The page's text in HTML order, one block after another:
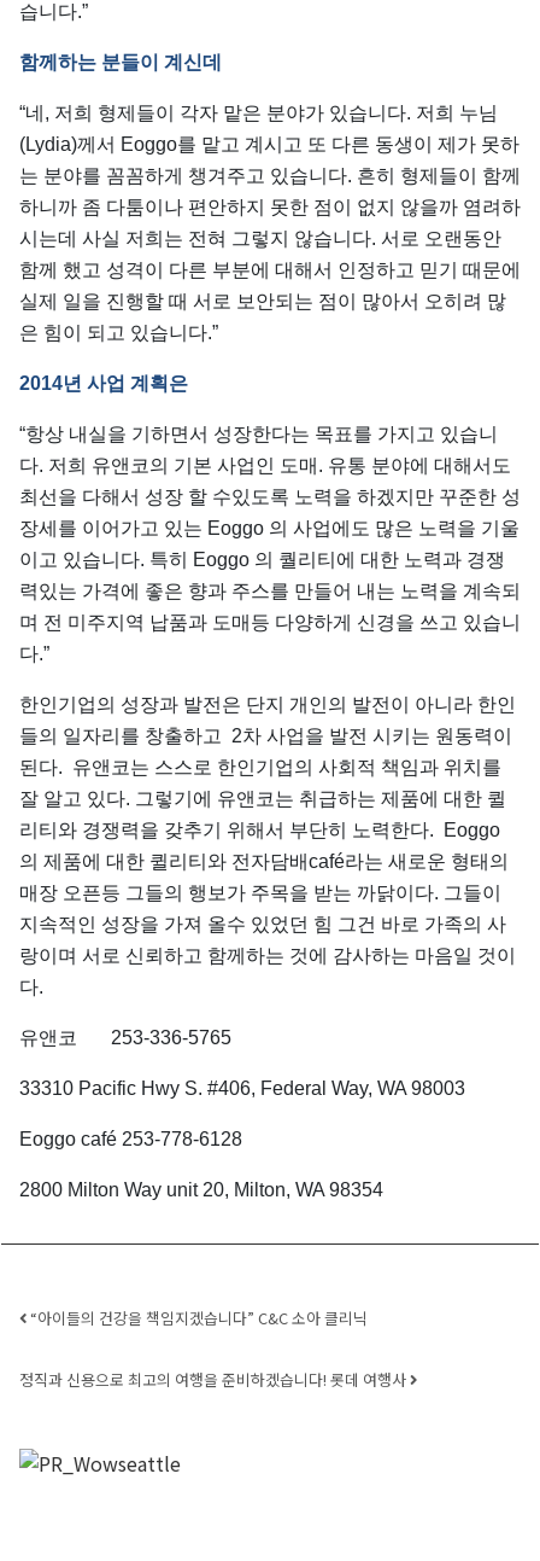
습니다.”
함께하는 분들이 계신데
“네, 저희 형제들이 각자 맡은 분야가 있습니다. 저희 누님
(Lydia)께서 Eoggo를 맡고 계시고 또 다른 동생이 제가 못하
는 분야를 꼼꼼하게 챙겨주고 있습니다. 흔히 형제들이 함께
하니까 좀 다툼이나 편안하지 못한 점이 없지 않을까 염려하
시는데 사실 저희는 전혀 그렇지 않습니다. 서로 오랜동안
함께 했고 성격이 다른 부분에 대해서 인정하고 믿기 때문에
실제 일을 진행할 때 서로 보안되는 점이 많아서 오히려 많
은 힘이 되고 있습니다.”
2014년 사업 계획은
“항상 내실을 기하면서 성장한다는 목표를 가지고 있습니
다. 저희 유앤코의 기본 사업인 도매. 유통 분야에 대해서도
최선을 다해서 성장 할 수있도록 노력을 하겠지만 꾸준한 성
장세를 이어가고 있는 Eoggo 의 사업에도 많은 노력을 기울
이고 있습니다. 특히 Eoggo 의 퀄리티에 대한 노력과 경쟁
력있는 가격에 좋은 향과 주스를 만들어 내는 노력을 계속되
며 전 미주지역 납품과 도매등 다양하게 신경을 쓰고 있습니
다.”
한인기업의 성장과 발전은 단지 개인의 발전이 아니라 한인
들의 일자리를 창출하고 2차 사업을 발전 시키는 원동력이
된다. 유앤코는 스스로 한인기업의 사회적 책임과 위치를
잘 알고 있다. 그렇기에 유앤코는 취급하는 제품에 대한 퀼
리티와 경쟁력을 갖추기 위해서 부단히 노력한다. Eoggo
의 제품에 대한 퀼리티와 전자담배café라는 새로운 형태의
매장 오픈등 그들의 행보가 주목을 받는 까닭이다. 그들이
지속적인 성장을 가져 올수 있었던 힘 그건 바로 가족의 사
랑이며 서로 신뢰하고 함께하는 것에 감사하는 마음일 것이
다.
유앤코 253-336-5765
33310 Pacific Hwy S. #406, Federal Way, WA 98003
Eoggo café 253-778-6128
2800 Milton Way unit 20, Milton, WA 98354
Post navigation
“아이들의 건강을 책임지겠습니다” C&C 소아 클리닉
정직과 신용으로 최고의 여행을 준비하겠습니다! 롯데 여행사